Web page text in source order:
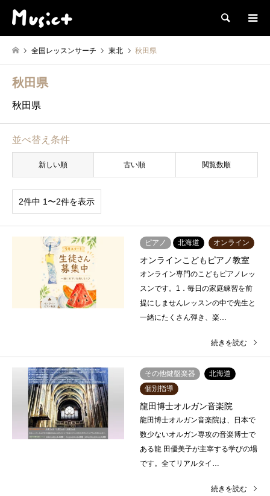
検索
全国レッスンサーチ 東北 秋田県
秋田県
秋田県
並べ替え条件
新しい順 古い順 閲覧数順
2件中 1〜2件を表示
ピアノ 北海道 オンライン
オンラインこどもピアノ教室
オンライン専門のこどもピアノレッ
スンです。1．毎日の家庭練習を前
提にしませんレッスンの中で先生と
一緒にたくさん弾き、楽…
続きを読む
その他鍵盤楽器
北海道
個別指導
龍田博士オルガン音楽院
龍田博士オルガン音楽院は、日本で
数少ないオルガン専攻の音楽博士で
ある龍 田優美子が主宰する学びの場
です。全てリアルタイ…
続きを読む